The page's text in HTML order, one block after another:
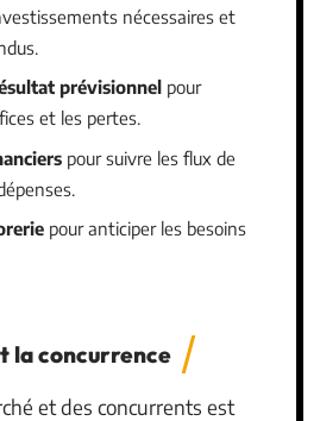
nécessaires et
prévisionnel pour
et les pertes.
pour suivre les flux de
pour anticiper les besoins
la concurrence
et des concurrents est